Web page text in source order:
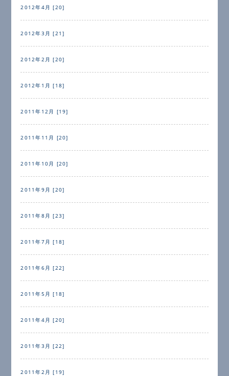
2012年4月 [20]
2012年3月 [21]
2012年2月 [20]
2012年1月 [18]
2011年12月 [19]
2011年11月 [20]
2011年10月 [20]
2011年9月 [20]
2011年8月 [23]
2011年7月 [18]
2011年6月 [22]
2011年5月 [18]
2011年4月 [20]
2011年3月 [22]
2011年2月 [19]